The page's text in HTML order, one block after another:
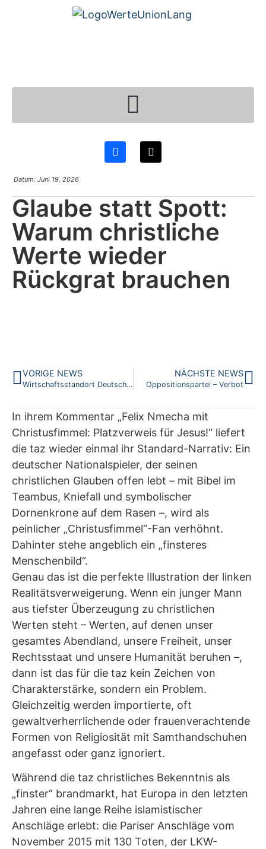
Datum: Juni 19, 2026
Glaube statt Spott:
Warum christliche
Werte wieder
Rückgrat brauchen
VORIGE NEWS
Wirtschaftsstandort Deutschland retten
NÄCHSTE NEWS
Oppositionspartei – Verbot
In ihrem Kommentar „Felix Nmecha mit
Christusfimmel: Platzverweis für Jesus!“ liefert
die taz wieder einmal ihr Standard-Narrativ: Ein
deutscher Nationalspieler, der seinen
christlichen Glauben offen lebt – mit Bibel im
Teambus, Kniefall und symbolischer
Dornenkrone auf dem Rasen –, wird als
peinlicher „Christusfimmel“-Fan verhöhnt.
Dahinter stehe angeblich ein „finsteres
Menschenbild“.
Genau das ist die perfekte Illustration der linken
Realitätsverweigerung. Wenn ein junger Mann
aus tiefster Überzeugung zu christlichen
Werten steht – Werten, auf denen unser
gesamtes Abendland, unsere Freiheit, unser
Rechtsstaat und unsere Humanität beruhen –,
dann ist das für die taz kein Zeichen von
Charakterstärke, sondern ein Problem.
Gleichzeitig werden importierte, oft
gewaltverherrlichende oder frauenverachtende
Formen von Religiosität mit Samthandschuhen
angefasst oder ganz ignoriert.
Während die taz christliches Bekenntnis als
„finster“ brandmarkt, hat Europa in den letzten
Jahren eine lange Reihe islamistischer
Anschläge erlebt: die Pariser Anschläge vom
November 2015 mit 130 Toten, der LKW-